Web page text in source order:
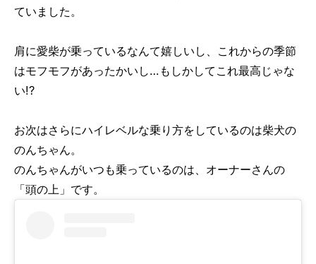
ていました。
肩に愛柴が乗っているなんて嬉しいし、これからの季節
はモフモフがあったかいし…もしかしてこれ最高じゃな
い!?
お次はさらにハイレベルな乗り方をしているのは柴犬の
のんちゃん。
のんちゃんがいつも乗っているのは、オーナーさんの
「頭の上」です。